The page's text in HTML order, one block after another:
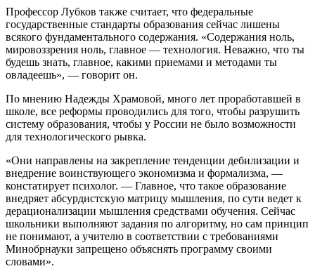
Профессор Лубков также считает, что федеральные
государственные стандарты образования сейчас лишены
всякого фундаментального содержания. «Содержания ноль,
мировоззрения ноль, главное — технология. Неважно, что ты
будешь знать, главное, какими приемами и методами ты
овладеешь», — говорит он.
По мнению Надежды Храмовой, много лет проработавшей в
школе, все реформы проводились для того, чтобы разрушить
систему образования, чтобы у России не было возможности
для технологического рывка.
«Они направлены на закрепление тенденции дебилизации и
внедрение воинствующего экономизма и формализма, —
констатирует психолог. — Главное, что такое образование
внедряет абсурдистскую матрицу мышления, по сути ведет к
дерационализации мышления средствами обучения. Сейчас
школьники выполняют задания по алгоритму, но сам принцип
не понимают, а учителю в соответствии с требованиями
Минобрнауки запрещено объяснять программу своими
словами».